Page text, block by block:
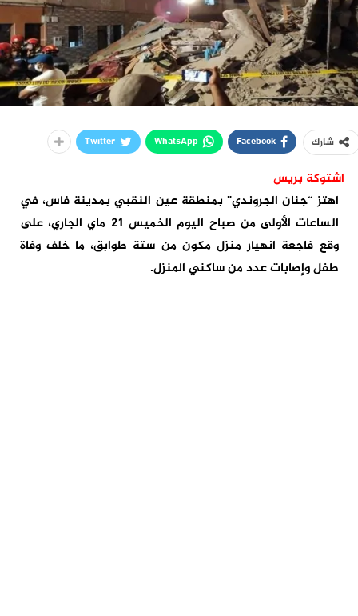
شارك Facebook
WhatsApp
Twitter
اشتوكة بريس
اهتز “جنان الجروندي” بمنطقة عين النقبي بمدينة فاس، في
الساعات الأولى من صباح اليوم الخميس 21 ماي الجاري، على
وقع فاجعة انهيار منزل مكون من ستة طوابق، ما خلف وفاة
طفل وإصابات عدد من ساكني المنزل.